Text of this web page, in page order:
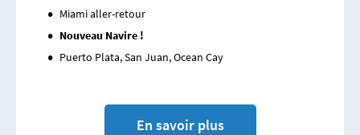
Miami aller-retour
Nouveau Navire !
Puerto Plata, San Juan, Ocean Cay
En savoir plus